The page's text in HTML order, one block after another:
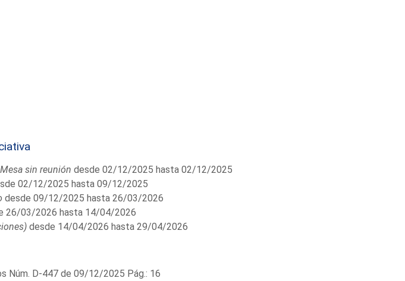
sin reunión desde 02/12/2025 hasta 02/12/2025
02/12/2025 hasta 09/12/2025
desde 09/12/2025 hasta 26/03/2026
26/03/2026 hasta 14/04/2026
desde 14/04/2026 hasta 29/04/2026
Núm. D-447 de 09/12/2025 Pág.: 16